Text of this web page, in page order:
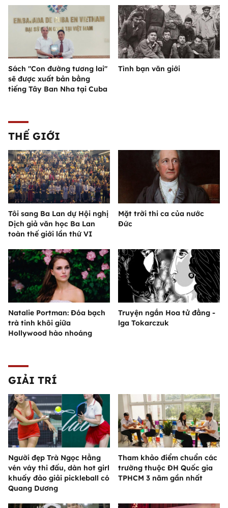
Sách "Con đường tương lai"
sẽ được xuất bản bằng
tiếng Tây Ban Nha tại Cuba
Tình bạn văn giới
THẾ GIỚI
Tôi sang Ba Lan dự Hội nghị
Dịch giả văn học Ba Lan
toàn thế giới lần thứ VI
Mặt trời thi ca của nước
Đức
Natalie Portman: Đóa bạch
trà tinh khôi giữa
Hollywood hào nhoáng
Truyện ngắn Hoa tử đằng -
lga Tokarczuk
GIẢI TRÍ
Người đẹp Trà Ngọc Hằng
vén váy thi đấu, dàn hot girl
khuấy đảo giải pickleball có
Quang Dương
Tham khảo điểm chuẩn các
trường thuộc ĐH Quốc gia
TPHCM 3 năm gần nhất